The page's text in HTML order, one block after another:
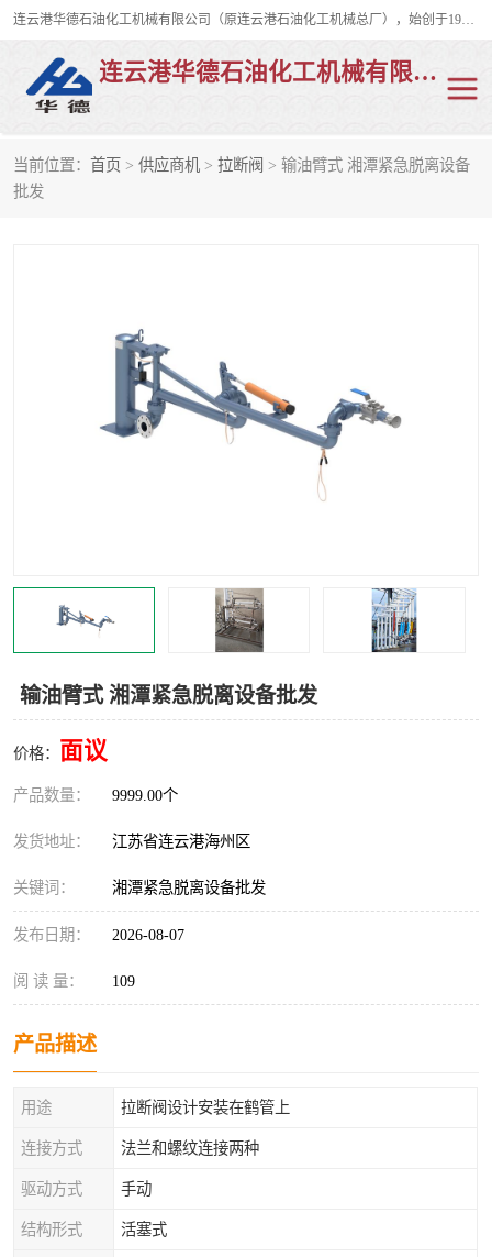
连云港华德石油化工机械有限公司（原连云港石油化工机械总厂），始创于1982年，是从事码头船用流体装卸臂、陆用流体装卸臂（鹤管）、活动梯、钢构平台、定量装车系统等全系列流体装卸设备的设计、制造、销售以及服务的专业供应商。
连云港华德石油化工机械有限公司
当前位置： 首页 > 供应商机 > 拉断阀 > 输油臂式 湘潭紧急脱离设备
批发
输油臂式 湘潭紧急脱离设备批发
价格： 面议
产品数量： 9999.00个
发货地址： 江苏省连云港海州区
关键词： 湘潭紧急脱离设备批发
发布日期： 2026-08-07
阅 读 量： 109
产品描述
用途 拉断阀设计安装在鹤管上
连接方式 法兰和螺纹连接两种
驱动方式 手动
结构形式 活塞式
陆用流体装卸臂
输油臂
火车鹤管
浮动出油装置